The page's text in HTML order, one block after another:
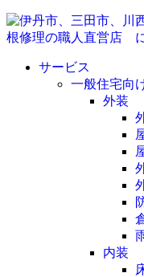
サービス
一般住宅向
外装
内装